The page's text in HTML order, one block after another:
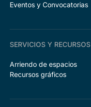
Eventos y Convocatorias
SERVICIOS Y RECURSOS
Arriendo de espacios
Recursos gráficos